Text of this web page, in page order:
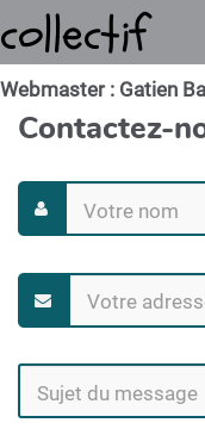
collectif
Webmaster : Gatien
Contactez-